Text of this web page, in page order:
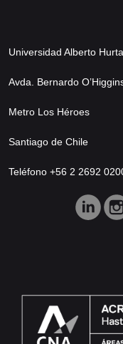
Universidad Alberto
Avda. Bernardo
Metro Los Héroes
Santiago de Chile
Teléfono +56 2 2692